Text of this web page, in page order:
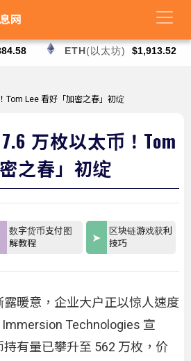
网
ETH(以太坊) $1,913.52
Tom Lee 看好「加密之春」初绽
万枚以太币！Tom
之春」初绽
数字货币支付图
解教程
区块链游戏获利
技巧
暖意，企业大户正以惊人速度
Technologies 宣
有量已攀升至 562 万枚，价